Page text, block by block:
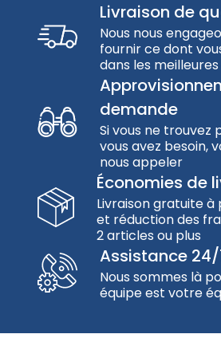
Livraison de
Nous nous
fournir ce dont
dans les
demande
Si vous ne trouvez
vous avez besoin,
nous appeler
Économies de
Livraison gratuite à
et réduction des
2 articles ou plus
Assistance
Nous sommes là
équipe est votre